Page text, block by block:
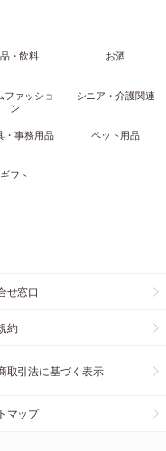
・飲料 お酒
ファッショ
ン
シニア・介護関連
・事務用品 ペット用品
ギフト
せ窓口
約
取引法に基づく表示
マップ